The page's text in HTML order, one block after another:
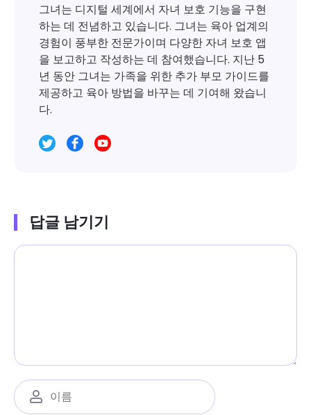
그녀는 디지털 세계에서 자녀 보호 기능을 구현
하는 데 전념하고 있습니다. 그녀는 육아 업계의
경험이 풍부한 전문가이며 다양한 자녀 보호 앱
을 보고하고 작성하는 데 참여했습니다. 지난 5
년 동안 그녀는 가족을 위한 추가 부모 가이드를
제공하고 육아 방법을 바꾸는 데 기여해 왔습니
다.
답글 남기기